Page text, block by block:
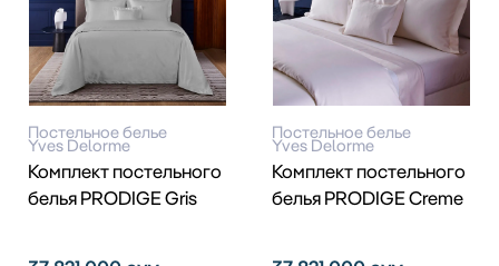
Постельное белье
Yves Delorme
Комплект постельного
белья PRODIGE Gris
Постельное белье
Yves Delorme
Комплект постельного
белья PRODIGE Creme